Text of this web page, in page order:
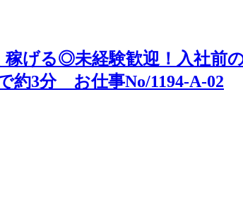
稼げる◎未経験歓迎！入社
約3分 お仕事No/1194-A-02